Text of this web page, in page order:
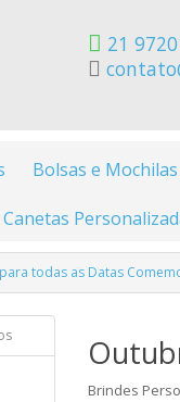
21
Bolsas e
Canetas
todas as Datas
Brindes